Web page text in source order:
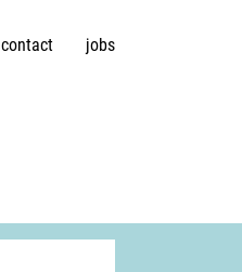
contact jobs